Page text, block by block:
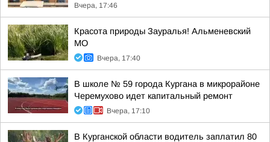
Вчера, 17:46
Красота природы Зауралья! Альменевский
МО
Вчера, 17:40
В школе № 59 города Кургана в микрорайоне
Черемухово идет капитальный ремонт
Вчера, 17:10
В Курганской области водитель заплатил 80